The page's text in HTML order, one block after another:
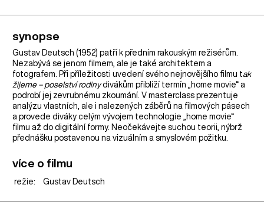
synopse
Gustav Deutsch (1952) patří k předním rakouským režisérům.
Nezabývá se jenom filmem, ale je také architektem a
fotografem. Při příležitosti uvedení svého nejnovějšího filmu tak
žijeme – poselství rodinydivákům přiblíží termín „home movie“ a
podrobí jej zevrubnému zkoumání. V masterclass prezentuje
analýzu vlastních, ale i nalezených záběrů na filmových pásech
a provede diváky celým vývojem technologie „home movie“
filmu až do digitální formy. Neočekávejte suchou teorii, nýbrž
přednášku postavenou na vizuálním a smyslovém požitku.
více o filmu
režie: Gustav Deutsch